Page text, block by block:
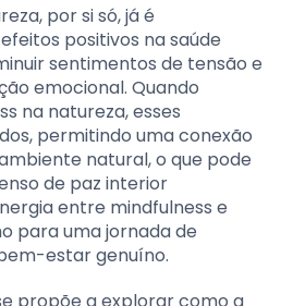
por si só, já é
positivos na saúde
sentimentos de tensão e
emocional. Quando
na natureza, esses
permitindo uma conexão
natural, o que pode
de paz interior
entre mindfulness e
para uma jornada de
estar genuíno.